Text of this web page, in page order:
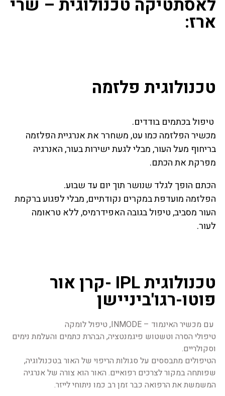
לאסתטיקה טכנולוגית – שרי
ארז:
טכנולוגית פלזמה
טיפול בכתמים בודדים.
מכשיר הפלזמה כמו עט, משחרר את אנרגיית הפלזמה
בריחוף מעל העור, מבלי לגעת ישירות בעור, האנרגיה
מפרקת את הכתם.
הכתם הופך לגלד שנושר תוך יום עד שבוע.
הפלזמה מועדפת במקרים נקודתיים, מבלי לפגוע ברקמת
העור מסביב, טיפול בגובה האפידרמיס, ללא טראומה
לעור.
טכנולוגית IPL -קרן אור
פוטו-רגו'ביניישן
עם מכשיר האינמוד – INMODE, טיפול לומקה
טיפולי הסרה וטשטוש פיגמנטציה, הבהרת כתמים והעלמת נימים
וסקולריים.
הטיפולים מתבססים על סגולות הריפוי של האור בטכנולוגיה,
שפותחה במקור לצרכים רפואיים. האור הוא צורה של אנרגיה
המשמשת את הרפואה כבר זמן רב כמו ניתוחי לייזר.